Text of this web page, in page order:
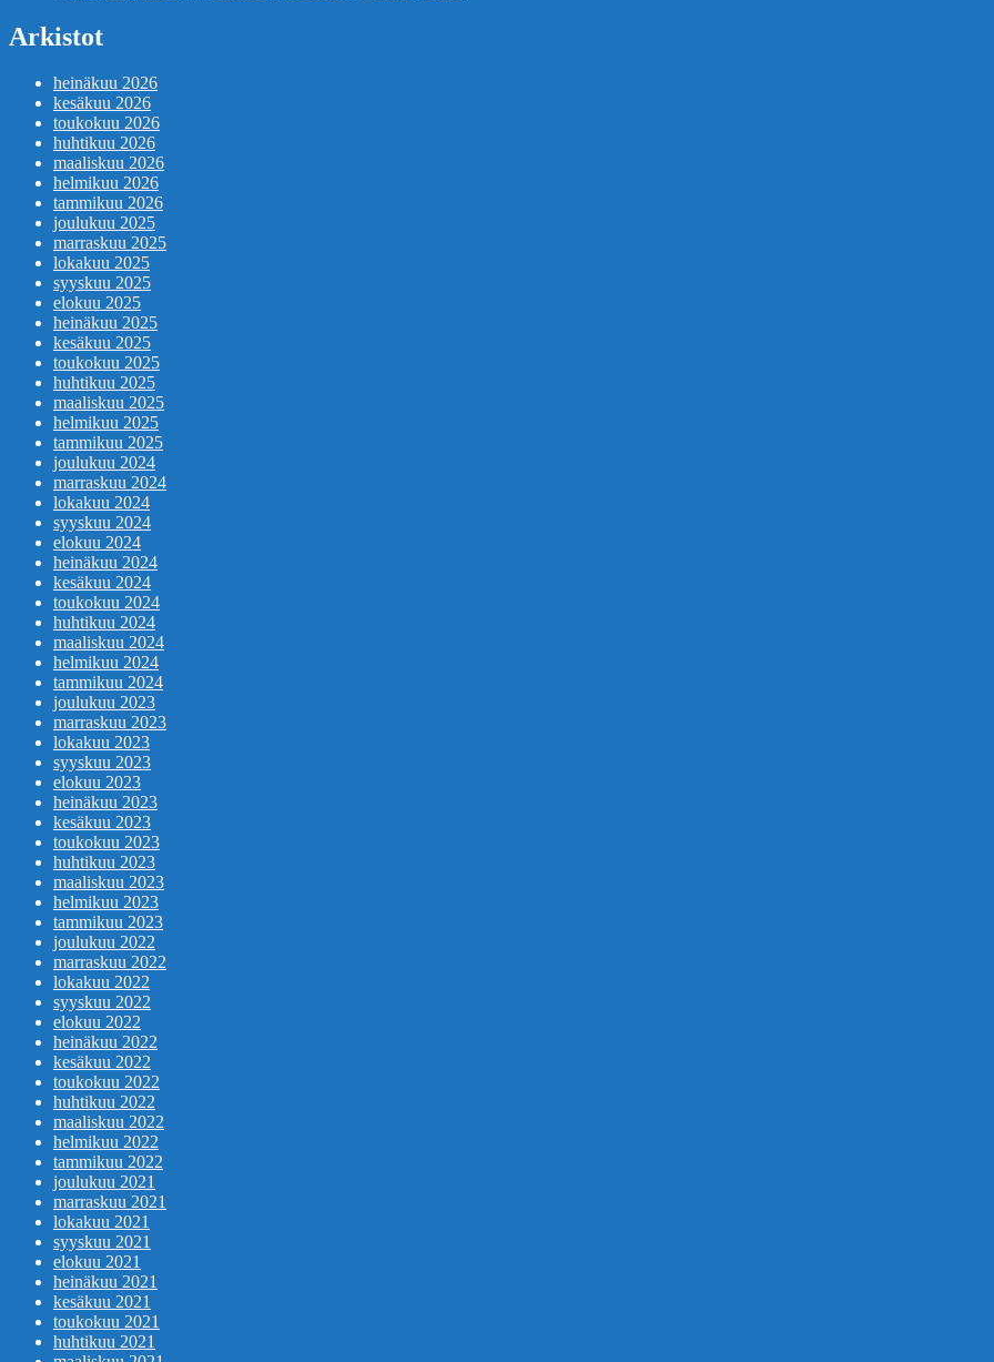
Arkistot
heinäkuu 2026
kesäkuu 2026
toukokuu 2026
huhtikuu 2026
maaliskuu 2026
helmikuu 2026
tammikuu 2026
joulukuu 2025
marraskuu 2025
lokakuu 2025
syyskuu 2025
elokuu 2025
heinäkuu 2025
kesäkuu 2025
toukokuu 2025
huhtikuu 2025
maaliskuu 2025
helmikuu 2025
tammikuu 2025
joulukuu 2024
marraskuu 2024
lokakuu 2024
syyskuu 2024
elokuu 2024
heinäkuu 2024
kesäkuu 2024
toukokuu 2024
huhtikuu 2024
maaliskuu 2024
helmikuu 2024
tammikuu 2024
joulukuu 2023
marraskuu 2023
lokakuu 2023
syyskuu 2023
elokuu 2023
heinäkuu 2023
kesäkuu 2023
toukokuu 2023
huhtikuu 2023
maaliskuu 2023
helmikuu 2023
tammikuu 2023
joulukuu 2022
marraskuu 2022
lokakuu 2022
syyskuu 2022
elokuu 2022
heinäkuu 2022
kesäkuu 2022
toukokuu 2022
huhtikuu 2022
maaliskuu 2022
helmikuu 2022
tammikuu 2022
joulukuu 2021
marraskuu 2021
lokakuu 2021
syyskuu 2021
elokuu 2021
heinäkuu 2021
kesäkuu 2021
toukokuu 2021
huhtikuu 2021